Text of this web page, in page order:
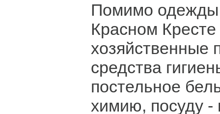
Помимо одежды
Красном
хозяйственные
средства
постельное
химию, посуду -